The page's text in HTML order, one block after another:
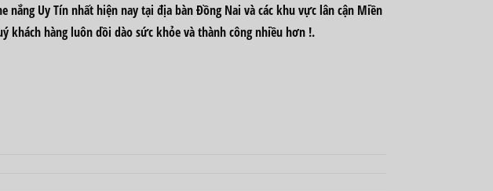
nắng Uy Tín nhất hiện nay tại địa bàn Đồng Nai và các khu vực lân cận Miền
khách hàng luôn dồi dào sức khỏe và thành công nhiều hơn !.